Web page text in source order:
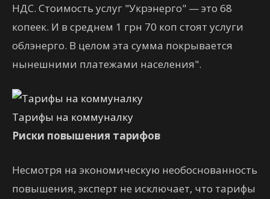
НДС. Стоимость услуг "Укрэнерго" — это 68
копеек. И в среднем 1 грн 70 коп стоят услуги
облэнерго. В целом эта сумма покрывается
нынешними платежами населения".
Тарифы на коммуналку
Риски повышения тарифов
Несмотря на экономическую необоснованность
повышения, эксперт не исключает, что тарифы